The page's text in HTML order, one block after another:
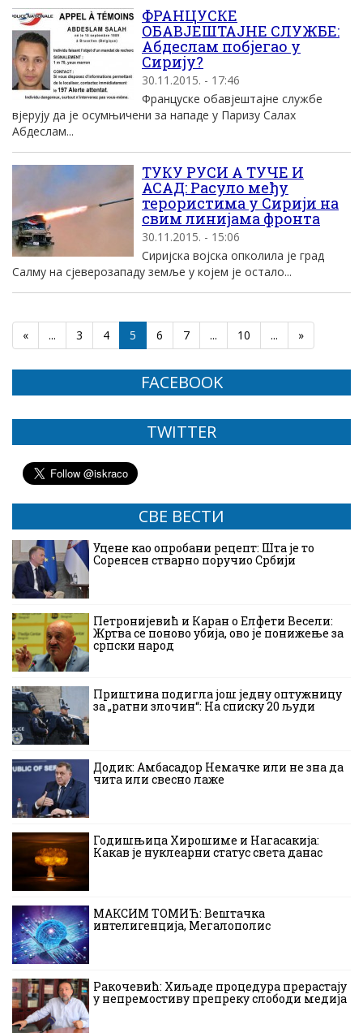
ФРАНЦУСКЕ
ОБАВЈЕШТАЈНЕ СЛУЖБЕ:
Абдеслам побјегао у
Сирију?
30.11.2015. - 17:46
Француске обавјештајне службе
вjерују да је осумњичени за нападе у Паризу Салах
Абдеслам...
ТУКУ РУСИ А ТУЧЕ И
АСАД: Расуло међу
терористима у Сирији на
свим линијама фронта
30.11.2015. - 15:06
Сиријска војска опколила је град
Салму на сјеверозападу земље у којем је остало...
« ... 3 4 5 6 7 ... 10 ... »
FACEBOOK
TWITTER
СВЕ ВЕСТИ
Уцене као опробани рецепт: Шта је то
Соренсен стварно поручио Србији
Петронијевић и Каран о Елфети Весели:
Жртва се поново убија, ово је понижење за
српски народ
Приштина подигла још једну оптужницу
за „ратни злочин“: На списку 20 људи
Додик: Амбасадор Немачке или не зна да
чита или свесно лаже
Годишњица Хирошиме и Нагасакија:
Какав је нуклеарни статус света данас
МАКСИМ ТОМИЋ: Вештачка
интелигенција, Мегалополис
Ракочевић: Хиљаде процедура прерастају
у непремостиву препреку слободи медија